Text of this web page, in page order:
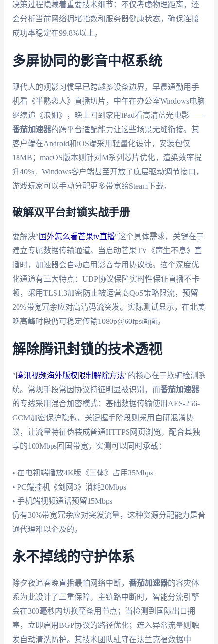
决策过程隐藏着重要技术细节：不仅考虑物理距离，还
会分析当前网络拥堵指数和服务器健康状态，确保连接
成功率稳定在99.8%以上。
多屏协同的影音中枢系统
现代人的观影习惯早已跨越多设备边界。早晨通勤用手
机看《半熟恋人》直播切片，中午在办公室Windows电脑
继续追《浪姐》，晚上回到家用iPad看高清蓝光电影——
番茄加速器的跨平台适配能力让这些场景无缝衔接。其
客户端在Android和iOS端采用轻量化设计，安装包仅
18MB；macOS版本则针对M系列芯片优化，渲染效率提
升40%；Windows客户端甚至开放了底层驱动调节接口，
游戏玩家可以手动分配更多带宽给Steam下载。
破解双平台封锁实战手册
要解决" 国外怎么看芒果tv直播"这个具体需求，关键在于
建立专属数据传输通道。当启动芒果TV《声生不息》直
播时，加速器会自动启用影音专用协议栈。这个深度优
化通道有三大特点：UDP协议保障实时性保证直播不卡
顿，采用TLS1.3加密防止被运营商QoS策略限流，预留
20%带宽冗余应对高清码流突发。实际测试显示，在北美
晚高峰时段仍可稳定传输1080p@60fps画面。
解除腾讯封锁的技术透视
"腾讯视频海外版权限制解除方法"的核心在于欺骗检测系
统。常规手段常因协议特征明显被识别，而番茄加速器
的专线采用混合加密模式：基础数据传输使用AES-256-
GCM加密保护隐私，关键握手阶段则采用自研混淆协
议，让流量特征伪装成普通HTTPS网页浏览。配合其独
享的100Mbps回国带宽，实测可以同时承载：
• 在电视端播放4K版《三体》占用35Mbps
• PC端挂机《剑网3》消耗20Mbps
• 手机端视频通话预留15Mbps
仍有30%带宽冗余应对突发流量，这种资源分配能力是普
通代理难以企及的。
永不掉线的守护体系
除夕夜追春晚直播最怕网络中断， 番茄加速器的容灾体
系为此设计了三重保障。主链路中断时，智能分流引擎
会在300毫秒内切换至备用节点；当检测到国际出口拥
塞，立即启用BGP协议的路径优化；连入异常流量则触
发自动清洗防护。其技术团队驻守在法兰克福数据中